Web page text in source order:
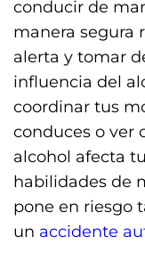
conducir de
manera segura
alerta y tomar
influencia del
coordinar tus
conduces o ver
alcohol afecta
habilidades de
pone en riesgo
un accidente